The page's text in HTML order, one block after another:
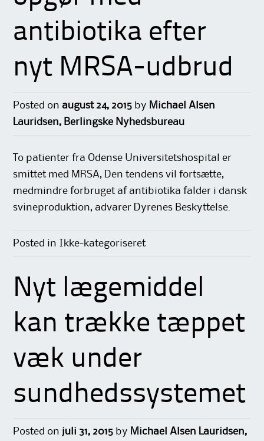
antibiotika efter
nyt MRSA-udbrud
Posted on august 24, 2015 by Michael Alsen
Lauridsen, Berlingske Nyhedsbureau
To patienter fra Odense Universitetshospital er
smittet med MRSA, Den tendens vil fortsætte,
medmindre forbruget af antibiotika falder i dansk
svineproduktion, advarer Dyrenes Beskyttelse.
Posted in Ikke-kategoriseret
Nyt lægemiddel
kan trække tæppet
væk under
sundhedssystemet
Posted on juli 31, 2015 by Michael Alsen Lauridsen,